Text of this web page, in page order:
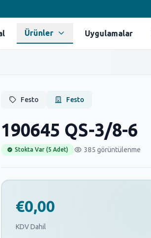
Ürünler Uygulamalar
Festo Festo
190645 QS-3/8-6
Stokta Var (5 Adet) 385 görüntülenme
€0,00
KDV Dahil